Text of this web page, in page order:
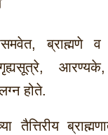
ब्राह्मणे व
होते.
तैत्तिरीय